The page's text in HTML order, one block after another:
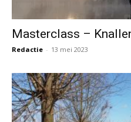
Masterclass –
Redactie - 13 mei 2023